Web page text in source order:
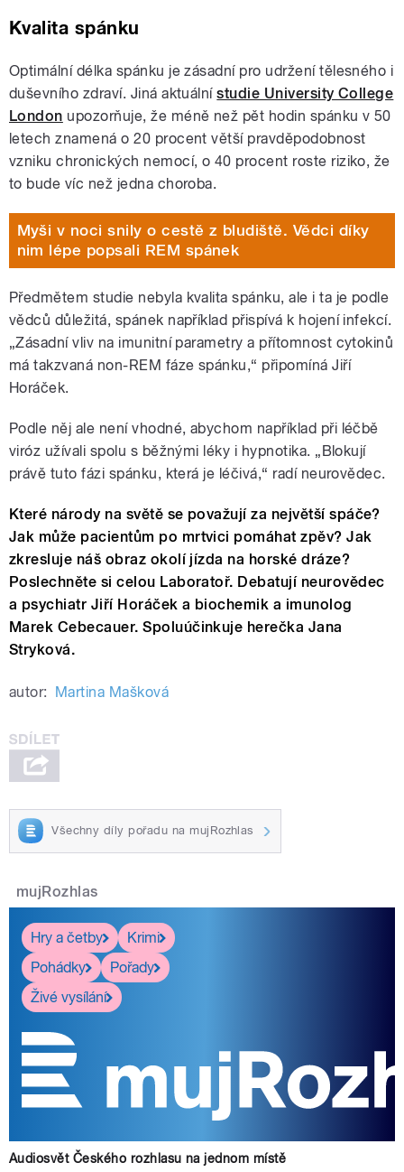
Kvalita spánku
Optimální délka spánku je zásadní pro udržení tělesného i
duševního zdraví. Jiná aktuálnístudie University College
London upozorňuje, že méně než pět hodin spánku v 50
letech znamená o 20 procent větší pravděpodobnost
vzniku chronických nemocí, o 40 procent roste riziko, že
to bude víc než jedna choroba.
Myši v noci snily o cestě z bludiště. Vědci díky
nim lépe popsali REM spánek
Předmětem studie nebyla kvalita spánku, ale i ta je podle
vědců důležitá, spánek například přispívá k hojení infekcí.
„Zásadní vliv na imunitní parametry a přítomnost cytokinů
má takzvaná non-REM fáze spánku,“ připomíná Jiří
Horáček.
Podle něj ale není vhodné, abychom například při léčbě
viróz užívali spolu s běžnými léky i hypnotika. „Blokují
právě tuto fázi spánku, která je léčivá,“ radí neurovědec.
Které národy na světě se považují za největší spáče?
Jak může pacientům po mrtvici pomáhat zpěv? Jak
zkresluje náš obraz okolí jízda na horské dráze?
Poslechněte si celou Laboratoř. Debatují neurovědec
a psychiatr Jiří Horáček a biochemik a imunolog
Marek Cebecauer. Spoluúčinkuje herečka Jana
Stryková.
autor: Martina Mašková
Všechny díly pořadu na mujRozhlas
mujRozhlas
Hry a četby
Krimi
Pohádky
Pořady
Živé vysílání
Audiosvět Českého rozhlasu na jednom místě